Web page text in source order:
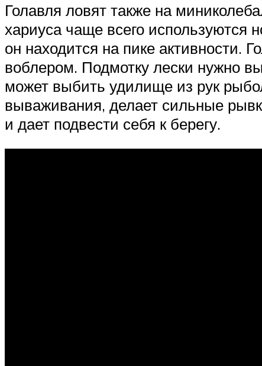
Голавля ловят также на
хариуса чаще всего
он находится на пике активности.
воблером. Подмотку лески нужно
может выбить удилище из рук
вываживания, делает сильные
и дает подвести себя к берегу.